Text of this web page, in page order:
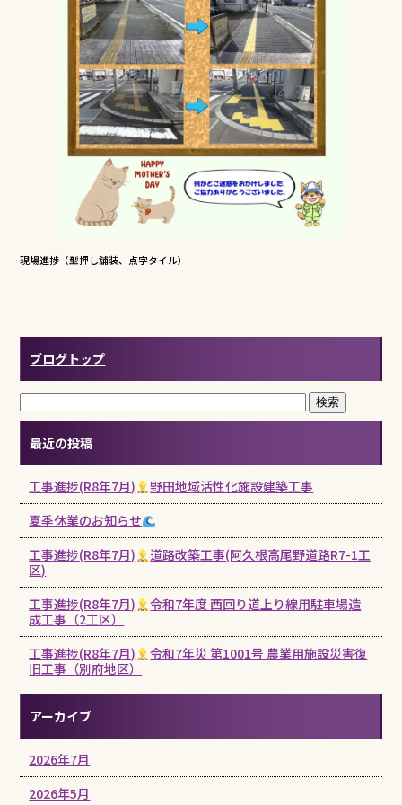
現場進捗（型押し舗装、点字タイル）
ブログトップ
最近の投稿
工事進捗(R8年7月)
野田地域活性化施設建築工事
夏季休業のお知らせ
工事進捗(R8年7月)
道路改築工事(阿久根高尾野道路R7-1工
区)
工事進捗(R8年7月)
令和7年度 西回り道上り線用駐車場造
成工事（2工区）
工事進捗(R8年7月)
令和7年災 第1001号 農業用施設災害復
旧工事（別府地区）
アーカイブ
2026年7月
2026年5月